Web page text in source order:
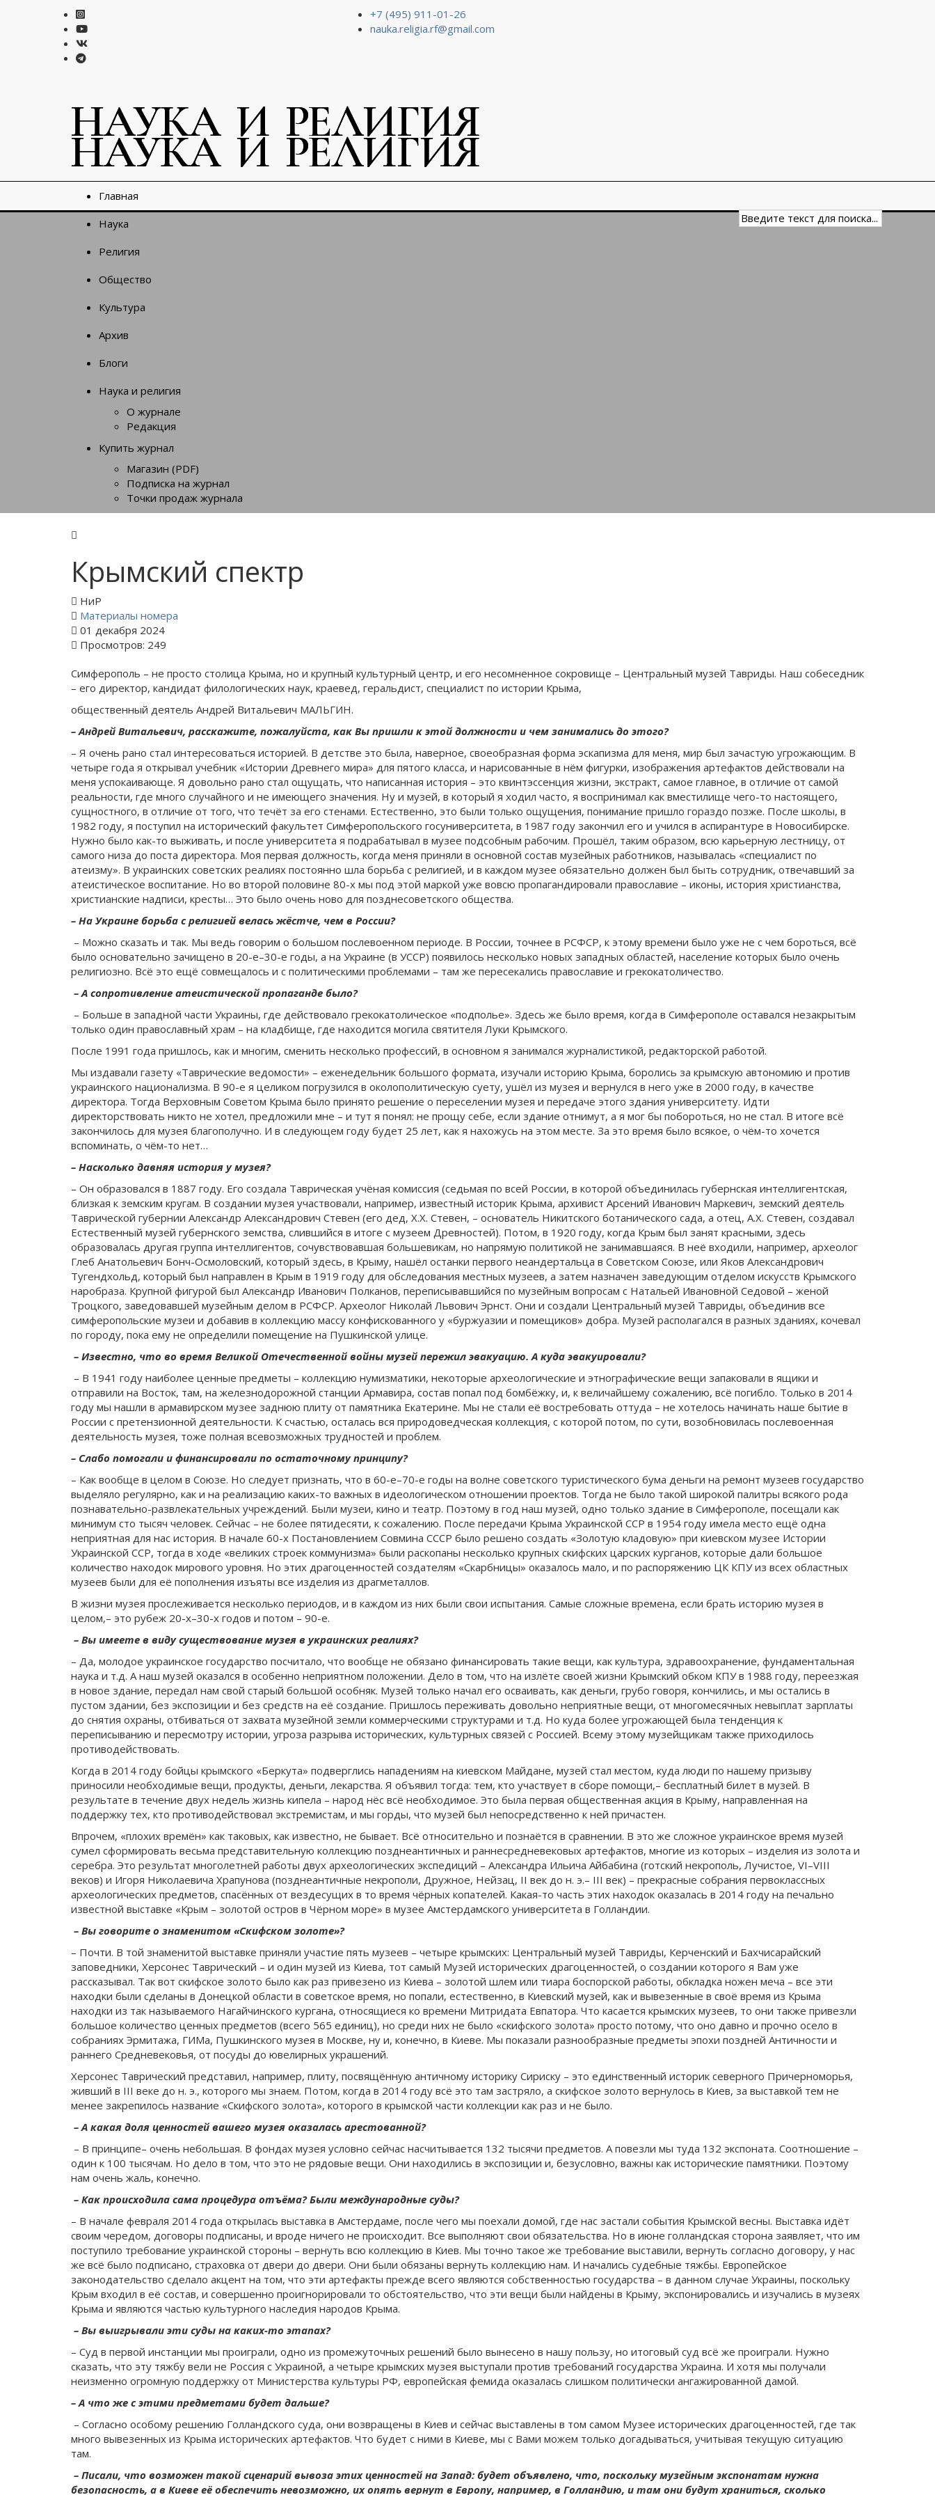
+7 (495) 911-01-26
nauka.religia.rf@gmail.com
Главная
Наука
Религия
Общество
Культура
Архив
Блоги
Наука и религия
О журнале
Редакция
Купить журнал
Магазин (PDF)
Подписка на журнал
Точки продаж журнала
Крымский спектр
НиР
Материалы номера
01 декабря 2024
Просмотров: 249
Симферополь – не просто столица Крыма, но и крупный культурный центр, и его несомненное сокровище – Центральный музей Тавриды. Наш собеседник
– его директор, кандидат филологических наук, краевед, геральдист, специалист по истории Крыма,
общественный деятель Андрей Витальевич МАЛЬГИН.
– Андрей Витальевич, расскажите, пожалуйста, как Вы пришли к этой должности и чем занимались до этого?
– Я очень рано стал интересоваться историей. В детстве это была, наверное, своеобразная форма эскапизма для меня, мир был зачастую угрожающим. В
четыре года я открывал учебник «Истории Древнего мира» для пятого класса, и нарисованные в нём фигурки, изображения артефактов действовали на
меня успокаивающе. Я довольно рано стал ощущать, что написанная история – это квинтэссенция жизни, экстракт, самое главное, в отличие от самой
реальности, где много случайного и не имеющего значения. Ну и музей, в который я ходил часто, я воспринимал как вместилище чего-то настоящего,
сущностного, в отличие от того, что течёт за его стенами. Естественно, это были только ощущения, понимание пришло гораздо позже. После школы, в
1982 году, я поступил на исторический факультет Симферопольского госуниверситета, в 1987 году закончил его и учился в аспирантуре в Новосибирске.
Нужно было как-то выживать, и после университета я подрабатывал в музее подсобным рабочим. Прошёл, таким образом, всю карьерную лестницу, от
самого низа до поста директора. Моя первая должность, когда меня приняли в основной состав музейных работников, называлась «специалист по
атеизму». В украинских советских реалиях постоянно шла борьба с религией, и в каждом музее обязательно должен был быть сотрудник, отвечавший за
атеистическое воспитание. Но во второй половине 80-х мы под этой маркой уже вовсю пропагандировали православие – иконы, история христианства,
христианские надписи, кресты… Это было очень ново для позднесоветского общества.
– На Украине борьба с религией велась жёстче, чем в России?
– Можно сказать и так. Мы ведь говорим о большом послевоенном периоде. В России, точнее в РСФСР, к этому времени было уже не с чем бороться, всё
было основательно зачищено в 20-е–30-е годы, а на Украине (в УССР) появилось несколько новых западных областей, население которых было очень
религиозно. Всё это ещё совмещалось и с политическими проблемами – там же пересекались православие и грекокатоличество.
– А сопротивление атеистической пропаганде было?
– Больше в западной части Украины, где действовало грекокатолическое «подполье». Здесь же было время, когда в Симферополе оставался незакрытым
только один православный храм – на кладбище, где находится могила святителя Луки Крымского.
После 1991 года пришлось, как и многим, сменить несколько профессий, в основном я занимался журналистикой, редакторской работой.
Мы издавали газету «Таврические ведомости» – еженедельник большого формата, изучали историю Крыма, боролись за крымскую автономию и против
украинского национализма. В 90-е я целиком погрузился в околополитическую суету, ушёл из музея и вернулся в него уже в 2000 году, в качестве
директора. Тогда Верховным Советом Крыма было принято решение о переселении музея и передаче этого здания университету. Идти
директорствовать никто не хотел, предложили мне – и тут я понял: не прощу себе, если здание отнимут, а я мог бы побороться, но не стал. В итоге всё
закончилось для музея благополучно. И в следующем году будет 25 лет, как я нахожусь на этом месте. За это время было всякое, о чём-то хочется
вспоминать, о чём-то нет…
– Насколько давняя история у музея?
– Он образовался в 1887 году. Его создала Таврическая учёная комиссия (седьмая по всей России, в которой объединилась губернская интеллигентская,
близкая к земским кругам. В создании музея участвовали, например, известный историк Крыма, архивист Арсений Иванович Маркевич, земский деятель
Таврической губернии Александр Александрович Стевен (его дед, Х.Х. Стевен, – основатель Никитского ботанического сада, а отец, А.Х. Стевен, создавал
Естественный музей губернского земства, слившийся в итоге с музеем Древностей). Потом, в 1920 году, когда Крым был занят красными, здесь
образовалась другая группа интеллигентов, сочувствовавшая большевикам, но напрямую политикой не занимавшаяся. В неё входили, например, археолог
Глеб Анатольевич Бонч-Осмоловский, который здесь, в Крыму, нашёл останки первого неандертальца в Советском Союзе, или Яков Александрович
Тугендхольд, который был направлен в Крым в 1919 году для обследования местных музеев, а затем назначен заведующим отделом искусств Крымского
наробраза. Крупной фигурой был Александр Иванович Полканов, переписывавшийся по музейным вопросам с Натальей Ивановной Седовой – женой
Троцкого, заведовавшей музейным делом в РСФСР. Археолог Николай Львович Эрнст. Они и создали Центральный музей Тавриды, объединив все
симферопольские музеи и добавив в коллекцию массу конфискованного у «буржуазии и помещиков» добра. Музей располагался в разных зданиях, кочевал
по городу, пока ему не определили помещение на Пушкинской улице.
– Известно, что во время Великой Отечественной войны музей пережил эвакуацию. А куда эвакуировали?
– В 1941 году наиболее ценные предметы – коллекцию нумизматики, некоторые археологические и этнографические вещи запаковали в ящики и
отправили на Восток, там, на железнодорожной станции Армавира, состав попал под бомбёжку, и, к величайшему сожалению, всё погибло. Только в 2014
году мы нашли в армавирском музее заднюю плиту от памятника Екатерине. Мы не стали её востребовать оттуда – не хотелось начинать наше бытие в
России с претензионной деятельности. К счастью, осталась вся природоведческая коллекция, с которой потом, по сути, возобновилась послевоенная
деятельность музея, тоже полная всевозможных трудностей и проблем.
– Слабо помогали и финансировали по остаточному принципу?
– Как вообще в целом в Союзе. Но следует признать, что в 60-е–70-е годы на волне советского туристического бума деньги на ремонт музеев государство
выделяло регулярно, как и на реализацию каких-то важных в идеологическом отношении проектов. Тогда не было такой широкой палитры всякого рода
познавательно-развлекательных учреждений. Были музеи, кино и театр. Поэтому в год наш музей, одно только здание в Симферополе, посещали как
минимум сто тысяч человек. Сейчас – не более пятидесяти, к сожалению. После передачи Крыма Украинской ССР в 1954 году имела место ещё одна
неприятная для нас история. В начале 60-х Постановлением Совмина СССР было решено создать «Золотую кладовую» при киевском музее Истории
Украинской ССР, тогда в ходе «великих строек коммунизма» были раскопаны несколько крупных скифских царских курганов, которые дали большое
количество находок мирового уровня. Но этих драгоценностей создателям «Скарбницы» оказалось мало, и по распоряжению ЦК КПУ из всех областных
музеев были для её пополнения изъяты все изделия из драгметаллов.
В жизни музея прослеживается несколько периодов, и в каждом из них были свои испытания. Самые сложные времена, если брать историю музея в
целом,– это рубеж 20-х–30-х годов и потом – 90-е.
– Вы имеете в виду существование музея в украинских реалиях?
– Да, молодое украинское государство посчитало, что вообще не обязано финансировать такие вещи, как культура, здравоохранение, фундаментальная
наука и т.д. А наш музей оказался в особенно неприятном положении. Дело в том, что на излёте своей жизни Крымский обком КПУ в 1988 году, переезжая
в новое здание, передал нам свой старый большой особняк. Музей только начал его осваивать, как деньги, грубо говоря, кончились, и мы остались в
пустом здании, без экспозиции и без средств на её создание. Пришлось переживать довольно неприятные вещи, от многомесячных невыплат зарплаты
до снятия охраны, отбиваться от захвата музейной земли коммерческими структурами и т.д. Но куда более угрожающей была тенденция к
переписыванию и пересмотру истории, угроза разрыва исторических, культурных связей с Россией. Всему этому музейщикам также приходилось
противодействовать.
Когда в 2014 году бойцы крымского «Беркута» подверглись нападениям на киевском Майдане, музей стал местом, куда люди по нашему призыву
приносили необходимые вещи, продукты, деньги, лекарства. Я объявил тогда: тем, кто участвует в сборе помощи,– бесплатный билет в музей. В
результате в течение двух недель жизнь кипела – народ нёс всё необходимое. Это была первая общественная акция в Крыму, направленная на
поддержку тех, кто противодействовал экстремистам, и мы горды, что музей был непосредственно к ней причастен.
Впрочем, «плохих времён» как таковых, как известно, не бывает. Всё относительно и познаётся в сравнении. В это же сложное украинское время музей
сумел сформировать весьма представительную коллекцию позднеантичных и раннесредневековых артефактов, многие из которых – изделия из золота и
серебра. Это результат многолетней работы двух археологических экспедиций – Александра Ильича Айбабина (готский некрополь, Лучистое, VI–VIII
веков) и Игоря Николаевича Храпунова (позднеантичные некрополи, Дружное, Нейзац, II век до н. э.– III век) – прекрасные собрания первоклассных
археологических предметов, спасённых от вездесущих в то время чёрных копателей. Какая-то часть этих находок оказалась в 2014 году на печально
известной выставке «Крым – золотой остров в Чёрном море» в музее Амстердамского университета в Голландии.
– Вы говорите о знаменитом «Скифском золоте»?
– Почти. В той знаменитой выставке приняли участие пять музеев – четыре крымских: Центральный музей Тавриды, Керченский и Бахчисарайский
заповедники, Херсонес Таврический – и один музей из Киева, тот самый Музей исторических драгоценностей, о создании которого я Вам уже
рассказывал. Так вот скифское золото было как раз привезено из Киева – золотой шлем или тиара боспорской работы, обкладка ножен меча – все эти
находки были сделаны в Донецкой области в советское время, но попали, естественно, в Киевский музей, как и вывезенные в своё время из Крыма
находки из так называемого Нагайчинского кургана, относящиеся ко времени Митридата Евпатора. Что касается крымских музеев, то они также привезли
большое количество ценных предметов (всего 565 единиц), но среди них не было «скифского золота» просто потому, что оно давно и прочно осело в
собраниях Эрмитажа, ГИМа, Пушкинского музея в Москве, ну и, конечно, в Киеве. Мы показали разнообразные предметы эпохи поздней Античности и
раннего Средневековья, от посуды до ювелирных украшений.
Херсонес Таврический представил, например, плиту, посвящённую античному историку Сириску – это единственный историк северного Причерноморья,
живший в III веке до н. э., которого мы знаем. Потом, когда в 2014 году всё это там застряло, а скифское золото вернулось в Киев, за выставкой тем не
менее закрепилось название «Скифского золота», которого в крымской части коллекции как раз и не было.
– А какая доля ценностей вашего музея оказалась арестованной?
– В принципе– очень небольшая. В фондах музея условно сейчас насчитывается 132 тысячи предметов. А повезли мы туда 132 экспоната. Соотношение –
один к 100 тысячам. Но дело в том, что это не рядовые вещи. Они находились в экспозиции и, безусловно, важны как исторические памятники. Поэтому
нам очень жаль, конечно.
– Как происходила сама процедура отъёма? Были международные суды?
– В начале февраля 2014 года открылась выставка в Амстердаме, после чего мы поехали домой, где нас застали события Крымской весны. Выставка идёт
своим чередом, договоры подписаны, и вроде ничего не происходит. Все выполняют свои обязательства. Но в июне голландская сторона заявляет, что им
поступило требование украинской стороны – вернуть всю коллекцию в Киев. Мы точно такое же требование выставили, вернуть согласно договору, у нас
же всё было подписано, страховка от двери до двери. Они были обязаны вернуть коллекцию нам. И начались судебные тяжбы. Европейское
законодательство сделало акцент на том, что эти артефакты прежде всего являются собственностью государства – в данном случае Украины, поскольку
Крым входил в её состав, и совершенно проигнорировали то обстоятельство, что эти вещи были найдены в Крыму, экспонировались и изучались в музеях
Крыма и являются частью культурного наследия народов Крыма.
– Вы выигрывали эти суды на каких-то этапах?
– Суд в первой инстанции мы проиграли, одно из промежуточных решений было вынесено в нашу пользу, но итоговый суд всё же проиграли. Нужно
сказать, что эту тяжбу вели не Россия с Украиной, а четыре крымских музея выступали против требований государства Украина. И хотя мы получали
неизменно огромную поддержку от Министерства культуры РФ, европейская фемида оказалась слишком политически ангажированной дамой.
– А что же с этими предметами будет дальше?
– Согласно особому решению Голландского суда, они возвращены в Киев и сейчас выставлены в том самом Музее исторических драгоценностей, где так
много вывезенных из Крыма исторических артефактов. Что будет с ними в Киеве, мы с Вами можем только догадываться, учитывая текущую ситуацию
там.
– Писали, что возможен такой сценарий вывоза этих ценностей на Запад: будет объявлено, что, поскольку музейным экспонатам нужна
безопасность, а в Киеве её обеспечить невозможно, их опять вернут в Европу, например, в Голландию, и там они будут храниться, сколько